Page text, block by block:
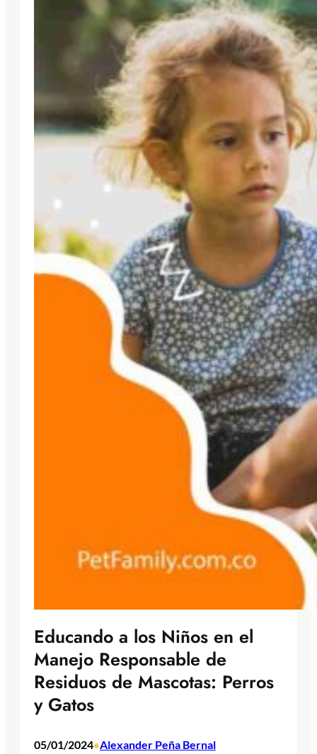
Educando a los Niños en el
Manejo Responsable de
Residuos de Mascotas: Perros
y Gatos
05/01/2024•Alexander Peña Bernal